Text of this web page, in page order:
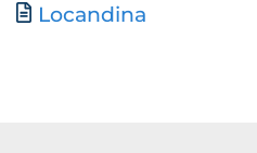
Documento
Locandina